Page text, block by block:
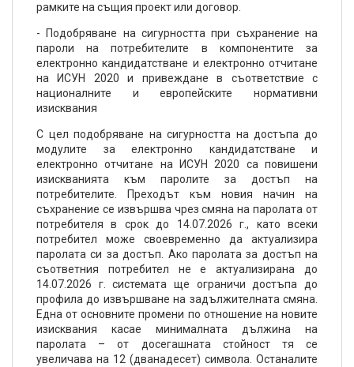
рамките на същия проект или договор.
- Подобряване на сигурността при съхранение на
пароли на потребителите в компонентите за
електронно кандидатстване и електронно отчитане
на ИСУН 2020 и привеждане в съответствие с
националните и европейските нормативни
изисквания
С цел подобряване на сигурността на достъпа до
модулите за електронно кандидатстване и
електронно отчитане на ИСУН 2020 са повишени
изискванията към паролите за достъп на
потребителите. Преходът към новия начин на
съхранение се извършва чрез смяна на паролата от
потребителя в срок до 14.07.2026 г., като всеки
потребител може своевременно да актуализира
паролата си за достъп. Ако паролата за достъп на
съответния потребител не е актуализирана до
14.07.2026 г. системата ще ограничи достъпа до
профила до извършване на задължителната смяна.
Една от основните промени по отношение на новите
изисквания касае минималната дължина на
паролата – от досегашната стойност тя се
увеличава на 12 (дванадесет) символа. Останалите